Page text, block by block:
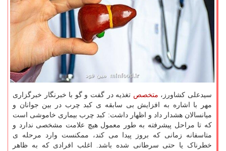
سیدعلی کشاورز، متخصص تغذیه در گفت و گو با خبرنگار خبرگزاری
مهر با اشاره به افزایش بی سابقه ی کبد چرب در بین جوانان و
میانسالان هشدار داد و اظهار داشت: کبد چرب بیماری خاموشی است
که تا مراحل پیشرفته به طور معمول هیچ علامت مشخصی ندارد و
متاسفانه زمانی که بروز پیدا می کند، ممکنست وارد مرحله ی
خطرناک یا حتی سرطانی شده باشد. اغلب افرادی که به ظاهر